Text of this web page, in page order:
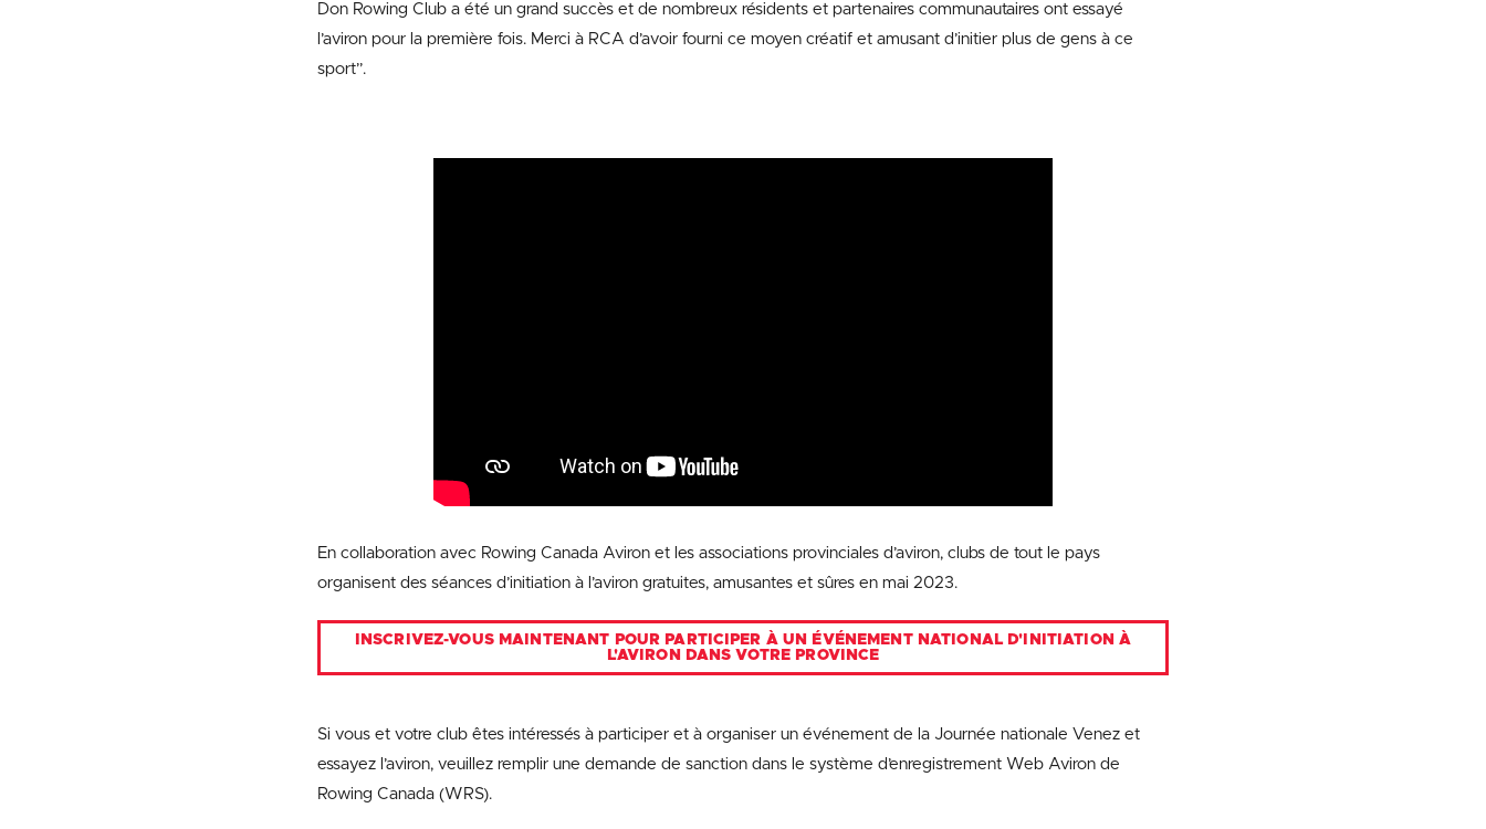
Don Rowing Club a été un grand succès et de nombreux résidents et partenaires communautaires ont essayé
l’aviron pour la première fois. Merci à RCA d’avoir fourni ce moyen créatif et amusant d’initier plus de gens à ce
sport”.
En collaboration avec Rowing Canada Aviron et les associations provinciales d’aviron, clubs de tout le pays
organisent des séances d’initiation à l’aviron gratuites, amusantes et sûres en mai 2023.
INSCRIVEZ-VOUS MAINTENANT POUR PARTICIPER À UN ÉVÉNEMENT NATIONAL D'INITIATION À
L'AVIRON DANS VOTRE PROVINCE
Si vous et votre club êtes intéressés à participer et à organiser un événement de la Journée nationale Venez et
essayez l’aviron, veuillez remplir une demande de sanction dans le système d’enregistrement Web Aviron de
Rowing Canada (WRS).